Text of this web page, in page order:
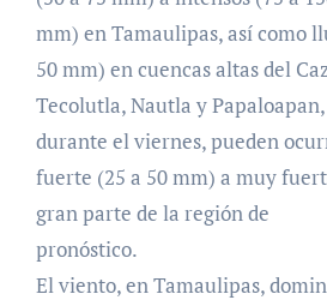
mm) en Tamaulipas, así como
50 mm) en cuencas altas del
Tecolutla, Nautla y
durante el viernes, pueden
fuerte (25 a 50 mm) a muy
gran parte de la región de
pronóstico.
El viento, en Tamaulipas,